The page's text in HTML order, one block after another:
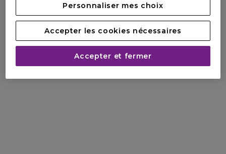
Personnaliser mes choix
Accepter les cookies nécessaires
Accepter et fermer